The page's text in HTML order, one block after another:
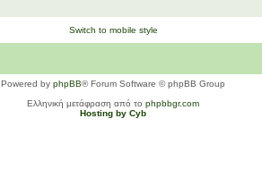
Switch to mobile style
Powered by phpBB® Forum Software © phpBB Group
Ελληνική μετάφραση από το phpbbgr.com
Hosting by Cyb